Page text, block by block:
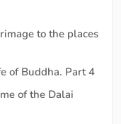
to the places
of Buddha. Part 4
of the Dalai